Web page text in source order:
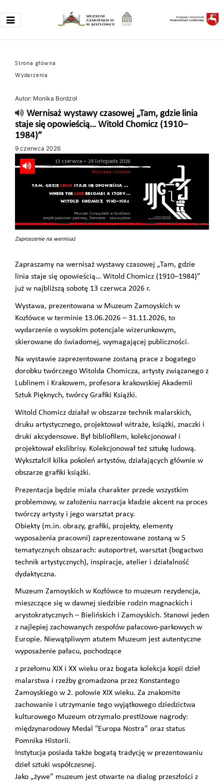
Strona główna
Wydarzenia
Autor: Monika Bordzoł
Wernisaż wystawy czasowej „Tam, gdzie linia
staje się opowieścią… Witold Chomicz (1910–
1984)”
9 czerwca 2026
Zaproszenie na wernisaż
Zapraszamy na wernisaż wystawy czasowej „Tam, gdzie
linia staje się opowieścią… Witold Chomicz (1910–1984)”
już w najbliższą sobotę 13 czerwca 2026 r.
Wystawa, prezentowana w Muzeum Zamoyskich w
Kozłówce w terminie 13.06.2026 – 31.11.2026, to
wydarzenie o wysokim potencjale wizerunkowym,
skierowane do świadomej, wymagającej publiczności.
Na wystawie zaprezentowane zostaną prace z bogatego
dorobku twórczego Witolda Chomicza, artysty związanego z
Lublinem i Krakowem, profesora krakowskiej Akademii
Sztuk Pięknych, twórcy Grafiki Książki.
Witold Chomicz działał w obszarze technik malarskich,
druku artystycznego, projektował witraże, książki, znaczki i
druki akcydensowe. Był bibliofilem, kolekcjonował i
projektował ekslibrisy. Kolekcjonował też sztukę ludową.
Wykształcił kilka pokoleń artystów, działających głównie w
obszarze grafiki książki.
Prezentacja będzie miała charakter przede wszystkim
problemowy, w założeniu narracja kładzie akcent na proces
twórczy artysty i jego warsztat pracy.
Obiekty (m.in. obrazy, grafiki, projekty, elementy
wyposażenia pracowni) zaprezentowane zostaną w 5
tematycznych obszarach: autoportret, warsztat (bogactwo
technik artystycznych), inspiracje, atelier i działalność
dydaktyczna.
Muzeum Zamoyskich w Kozłówce to muzeum rezydencja,
mieszczące się w dawnej siedzibie rodzin magnackich i
arystokratycznych – Bielińskich i Zamoyskich. Stanowi jeden
z najlepiej zachowanych zespołów pałacowo-parkowych w
Europie. Niewątpliwym atutem Muzeum jest autentyczne
wyposażenie pałacu, pochodzące
z przełomu XIX i XX wieku oraz bogata kolekcja kopii dzieł
malarstwa i rzeźby gromadzona przez Konstantego
Zamoyskiego w 2. połowie XIX wieku. Za znakomite
zachowanie i utrzymanie tego wyjątkowego dziedzictwa
kulturowego Muzeum otrzymało prestiżowe nagrody:
międzynarodowy Medal "Europa Nostra” oraz status
Pomnika Historii.
Instytucja posiada także bogatą tradycję w prezentowaniu
dzieł sztuki współczesnej.
Jako „żywe” muzeum jest otwarte na dialog przeszłości z